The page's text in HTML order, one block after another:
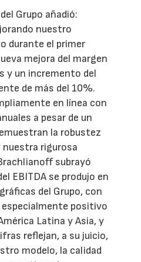
Grupo añadió:
nuestro
durante el primer
mejora del margen
y un incremento del
de más del 10%.
en línea con
a pesar de un
la robustez
rigurosa
subrayó
EBITDA se produjo en
del Grupo, con
positivo
Latina y Asia, y
reflejan, a su juicio,
modelo, la calidad